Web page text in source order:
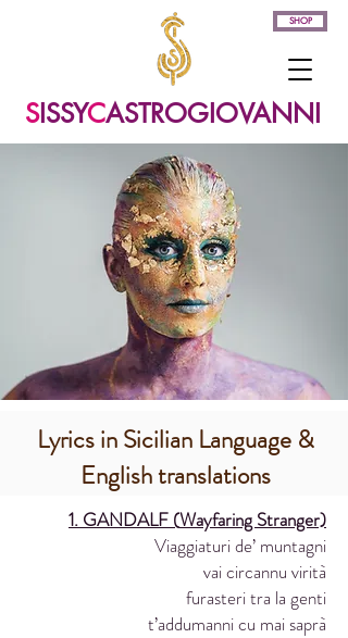
SISSYCASTROGIOVANNI
SHOP
Lyrics in Sicilian Language &
English translations
1. GANDALF (Wayfaring Stranger)
Viaggiaturi de’ muntagni
vai circannu virità
furasteri tra la genti
t’addumanni cu mai saprà